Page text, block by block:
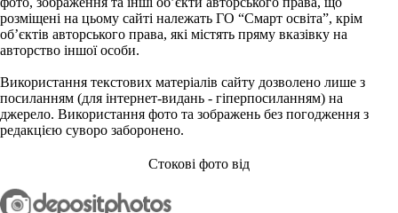
розміщені на цьому сайті належать ГО “Смарт освіта”, крім
об’єктів авторського права, які містять пряму вказівку на
авторство іншої особи.
Використання текстових матеріалів сайту дозволено лише з
посиланням (для інтернет-видань - гіперпосиланням) на
джерело. Використання фото та зображень без погодження з
редакцією суворо заборонено.
Стокові фото від